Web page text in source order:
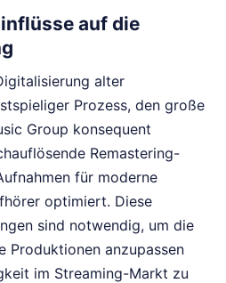
auf die
alter
Prozess, den große
Group konsequent
Remastering-
für moderne
optimiert. Diese
sind notwendig, um die
Produktionen anzupassen
im Streaming-Markt zu